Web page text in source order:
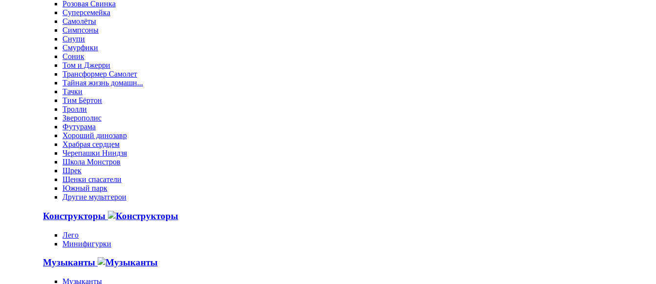
Розовая Свинка
Суперсемейка
Самолёты
Симпсоны
Снупи
Смурфики
Соник
Том и Джерри
Трансформер Самолет
Тайная жизнь домашн...
Тачки
Тим Бёртон
Тролли
Зверополис
Футурама
Хороший динозавр
Храбрая сердцем
Черепашки Ниндзя
Школа Монстров
Шрек
Щенки спасатели
Южный парк
Другие мультгерои
Конструкторы
Лего
Минифигурки
Музыканты
Музыканты